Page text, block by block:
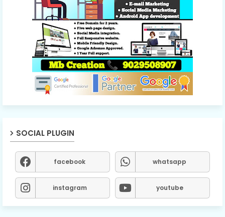
SOCIAL PLUGIN
facebook whatsapp
instagram youtube